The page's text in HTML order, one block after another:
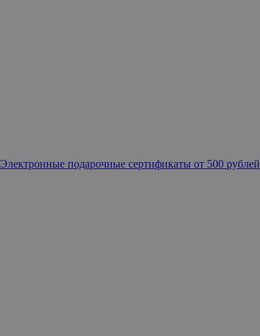
Электронные подарочные сертификаты от 500 рублей